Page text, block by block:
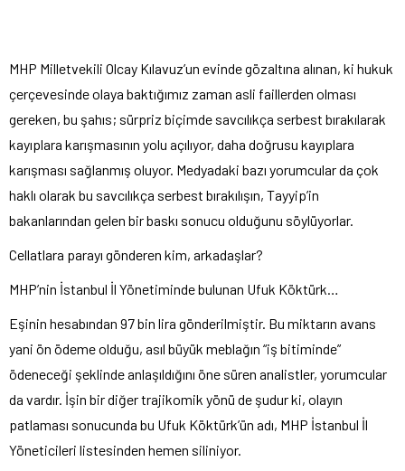
MHP Milletvekili Olcay Kılavuz’un evinde gözaltına alınan, ki hukuk
çerçevesinde olaya baktığımız zaman asli faillerden olması
gereken, bu şahıs; sürpriz biçimde savcılıkça serbest bırakılarak
kayıplara karışmasının yolu açılıyor, daha doğrusu kayıplara
karışması sağlanmış oluyor. Medyadaki bazı yorumcular da çok
haklı olarak bu savcılıkça serbest bırakılışın, Tayyip’in
bakanlarından gelen bir baskı sonucu olduğunu söylüyorlar.
Cellatlara parayı gönderen kim, arkadaşlar?
MHP’nin İstanbul İl Yönetiminde bulunan Ufuk Köktürk…
Eşinin hesabından 97 bin lira gönderilmiştir. Bu miktarın avans
yani ön ödeme olduğu, asıl büyük meblağın “iş bitiminde”
ödeneceği şeklinde anlaşıldığını öne süren analistler, yorumcular
da vardır. İşin bir diğer trajikomik yönü de şudur ki, olayın
patlaması sonucunda bu Ufuk Köktürk’ün adı, MHP İstanbul İl
Yöneticileri listesinden hemen siliniyor.